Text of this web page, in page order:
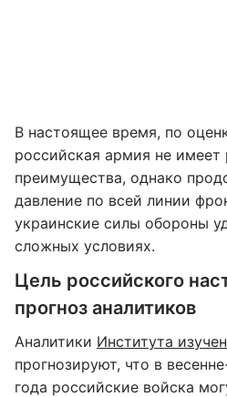
В настоящее время, по
российская армия не
преимущества, однако
давление по всей линии
украинские силы обороны
сложных условиях.
Цель российского
прогноз аналитиков
Аналитики Института
прогнозируют, что в
года российские войска